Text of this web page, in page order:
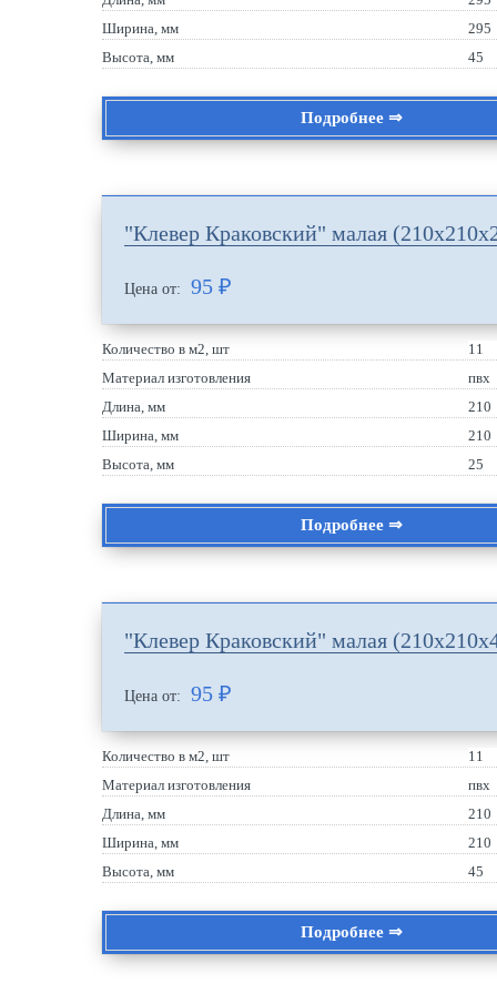
Ширина, мм
295
Высота, мм
45
Подробнее ⇒
"Клевер Краковский" малая
Цена от: 95 ₽
Количество в м2, шт
11
Материал изготовления
пвх
Длина, мм
210
Ширина, мм
210
Высота, мм
25
Подробнее ⇒
"Клевер Краковский" малая
Цена от: 95 ₽
Количество в м2, шт
11
Материал изготовления
пвх
Длина, мм
210
Ширина, мм
210
Высота, мм
45
Подробнее ⇒